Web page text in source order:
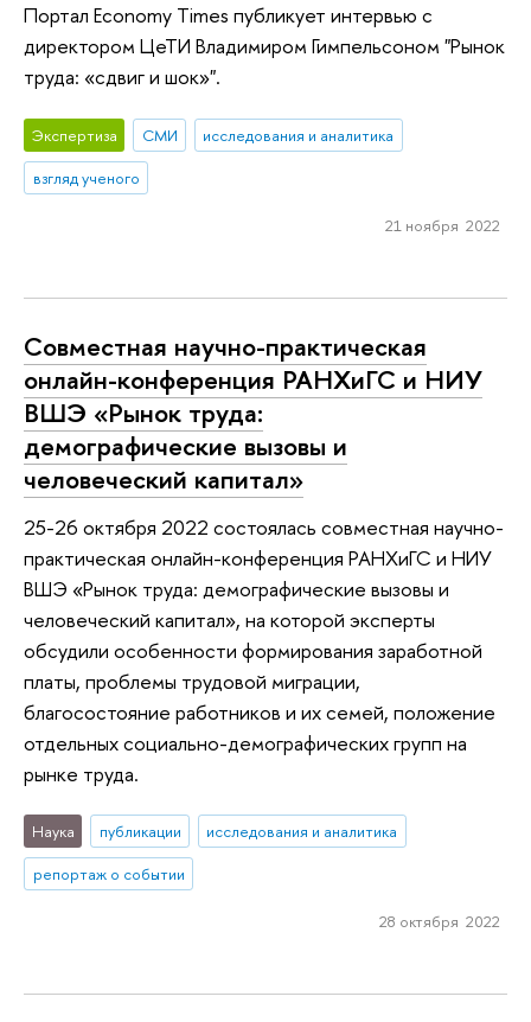
Портал Economy Times публикует интервью с
директором ЦеТИ Владимиром Гимпельсоном "Рынок
труда: «сдвиг и шок»".
Экспертиза СМИ
исследования и аналитика
взгляд ученого
21 ноября 2022
Совместная научно-практическая
онлайн-конференция РАНХиГС и НИУ
ВШЭ «Рынок труда:
демографические вызовы и
человеческий капитал»
25-26 октября 2022 состоялась совместная научно-
практическая онлайн-конференция РАНХиГС и НИУ
ВШЭ «Рынок труда: демографические вызовы и
человеческий капитал», на которой эксперты
обсудили особенности формирования заработной
платы, проблемы трудовой миграции,
благосостояние работников и их семей, положение
отдельных социально-демографических групп на
рынке труда.
Наука публикации
исследования и аналитика
репортаж о событии
28 октября 2022